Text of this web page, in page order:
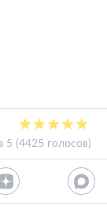
5 (4425 голосов)